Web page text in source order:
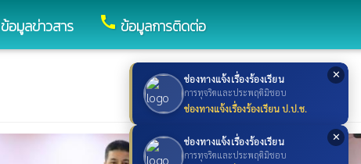
✕
ช่องทางแจ้งเรื่องร้องเรียน
การทุจริตและประพฤติมิชอบ
ช่องทางแจ้งเรื่องร้องเรียน ป.ป.ช.
✕
ช่องทางแจ้งเรื่องร้องเรียน
การทุจริตและประพฤติมิชอบ
ข้อมูลข่าวสาร call ข้อมูลการติดต่อ